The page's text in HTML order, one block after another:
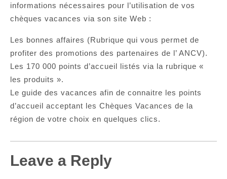
informations nécessaires pour l’utilisation de vos
chèques vacances via son site Web :
Les bonnes affaires (Rubrique qui vous permet de
profiter des promotions des partenaires de l’ ANCV).
Les 170 000 points d’accueil listés via la rubrique «
les produits ».
Le guide des vacances afin de connaitre les points
d’accueil acceptant les Chèques Vacances de la
région de votre choix en quelques clics.
Leave a Reply